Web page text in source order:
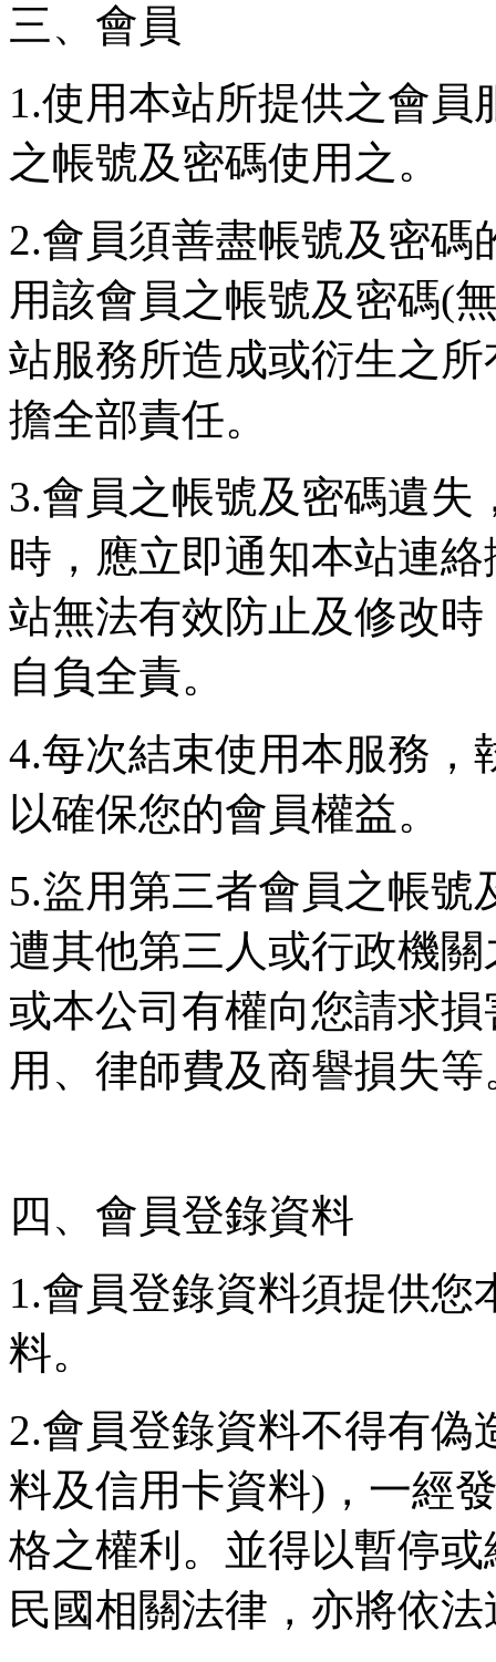
三、會員
1.使用本站所提供之會
之帳號及密碼使用之。
2.會員須善盡帳號及密
用該會員之帳號及密碼(
站服務所造成或衍生之
擔全部責任。
3.會員之帳號及密碼遺失
時，應立即通知本站連
站無法有效防止及修改
自負全責。
4.每次結束使用本服務，
以確保您的會員權益。
5.盜用第三者會員之帳
遭其他第三人或行政機
或本公司有權向您請求
用、律師費及商譽損失等
四、會員登錄資料
1.會員登錄資料須提供
料。
2.會員登錄資料不得有偽
料及信用卡資料)，一經
格之權利。並得以暫停
民國相關法律，亦將依